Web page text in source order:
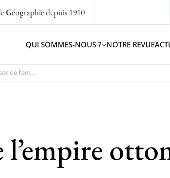
Géographiedepuis 1910
QUI SOMMES-NOUS ? NOTRE REVUE
de l’em...
l’empire